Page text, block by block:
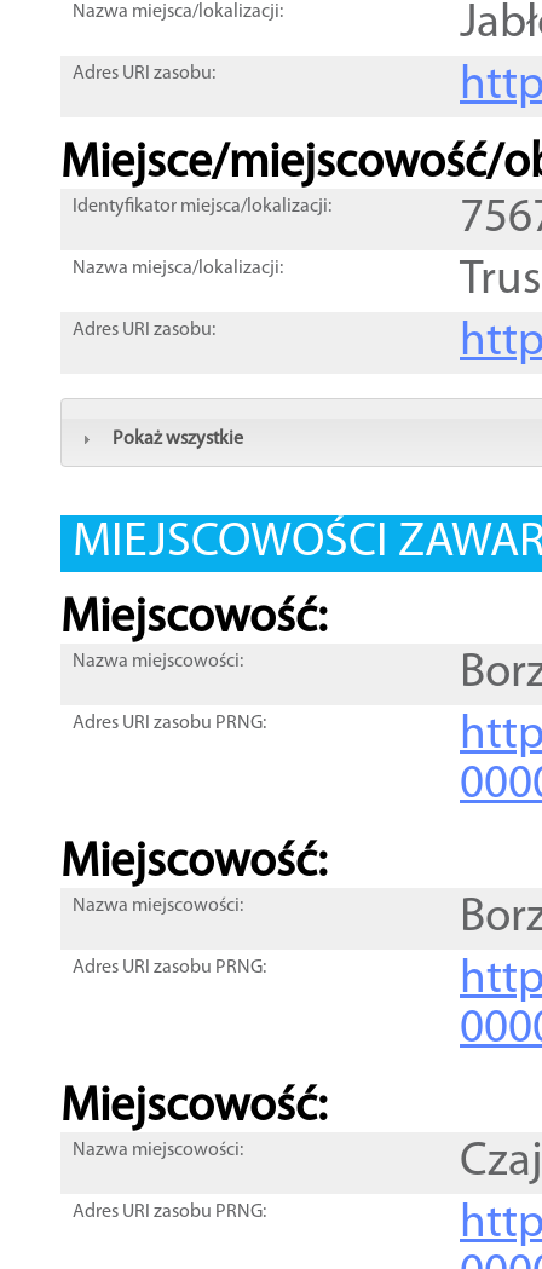
Nazwa miejsca/lokalizacji:
Adres URI zasobu:
Miejsce/miejscowość/
Identyfikator miejsca/lokalizacji:
Nazwa miejsca/lokalizacji:
Adres URI zasobu:
Pokaż wszystkie
MIEJSCOWOŚCI
Miejscowość:
Nazwa miejscowości:
Adres URI zasobu PRNG:
Miejscowość:
Nazwa miejscowości:
Adres URI zasobu PRNG:
Miejscowość:
Nazwa miejscowości:
Adres URI zasobu PRNG: